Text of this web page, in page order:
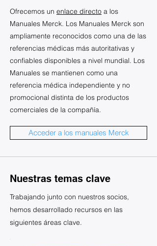
Ofrecemos un enlace directo a los
Manuales Merck. Los Manuales Merck son
ampliamente reconocidos como una de las
referencias médicas más autoritativas y
confiables disponibles a nivel mundial. Los
Manuales se mantienen como una
referencia médica independiente y no
promocional distinta de los productos
comerciales de la compañía.
Acceder a los manuales Merck
Nuestras temas clave
Trabajando junto con nuestros socios,
hemos desarrollado recursos en las
siguientes áreas clave.